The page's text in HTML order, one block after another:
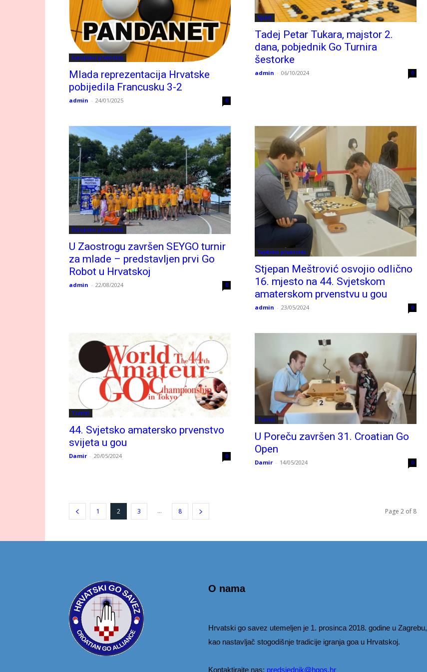
Europsko prvenstvo
Mlada reprezentacija Hrvatske
pobijedila Francusku 3-2
admin - 24/01/2025 0
Sport
Tadej Petar Tukara, majstor 2.
dana, pobjednik Go Turnira
šestorke
admin - 06/10/2024 0
Europsko prvenstvo
U Zaostrogu završen SEYGO turnir
za mlade – predstavljen prvi Go
Robot u Hrvatskoj
admin - 22/08/2024 0
Svjetsko prvenstvo
Stjepan Meštrović osvojio odlično
16. mjesto na 44. Svjetskom
amaterskom prvenstvu u gou
admin - 23/05/2024 0
Turniri
44. Svjetsko amatersko prvenstvo
svijeta u gou
Damir - 20/05/2024 0
Turniri
U Poreču završen 31. Croatian Go
Open
Damir - 14/05/2024 0
1 2 3 ... 8 Page 2 of 8
O nama
Hrvatski go savez utemeljen je 1. prosinca 2018. godine u Zagrebu,
kao nastavljač stogodišnje tradicije igranja goa u Hrvatskoj.
Kontaktirajte nas: predsjednik@hgos.hr